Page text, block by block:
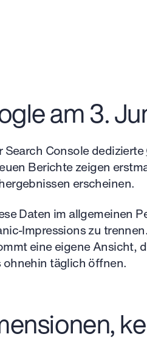
am 3.
Search Console dedizierte
Berichte zeigen
erscheinen.
Daten im allgemeinen
Impressions zu
eine eigene Ansicht,
ohnehin täglich öffnen.